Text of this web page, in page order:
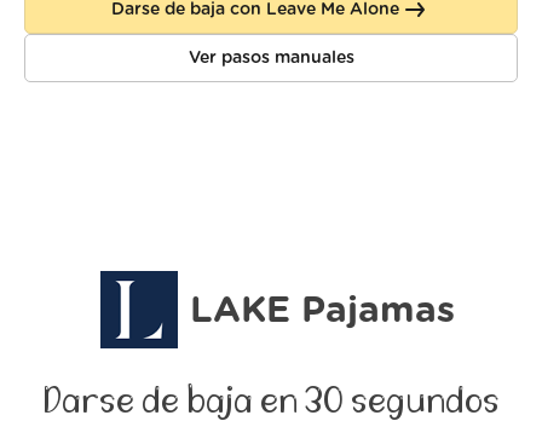
Darse de baja con Leave Me Alone
Ver pasos manuales
LAKE Pajamas
Darse de baja en 30 segundos